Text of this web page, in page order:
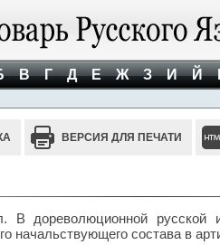
В Г Д Е Ж З И Й
ВЕРСИЯ ДЛЯ ПЕЧАТИ
В дореволюционной русской
начальствующего состава в